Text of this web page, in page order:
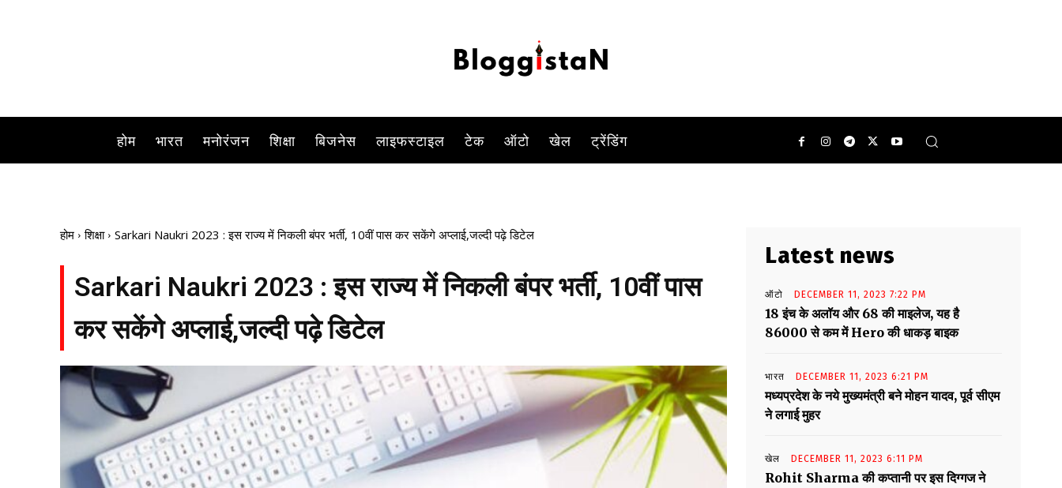
होम भारत मनोरंजन शिक्षा बिजनेस लाइफस्टाइल टेक ऑटो खेल ट्रेंडिंग
होम शिक्षा Sarkari Naukri 2023 : इस राज्य में निकली बंपर भर्ती, 10वीं पास कर सकेंगे अप्लाई,जल्दी पढ़े डिटेल
Sarkari Naukri 2023 : इस राज्य में निकली बंपर भर्ती, 10वीं पास
कर सकेंगे अप्लाई,जल्दी पढ़े डिटेल
Latest news
ऑटो DECEMBER 11, 2023 7:22 PM
18 इंच के अलॉय और 68 की माइलेज, यह है
86000 से कम में Hero की धाकड़ बाइक
भारत DECEMBER 11, 2023 6:21 PM
मध्यप्रदेश के नये मुख्यमंत्री बने मोहन यादव, पूर्व सीएम
ने लगाई मुहर
खेल DECEMBER 11, 2023 6:11 PM
Rohit Sharma की कप्तानी पर इस दिग्गज ने